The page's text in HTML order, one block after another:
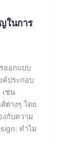
ในการ
ออกแบบ
ค์ประกอบ
ช่น
ต่างๆ โดย
กับความ
ทำไม